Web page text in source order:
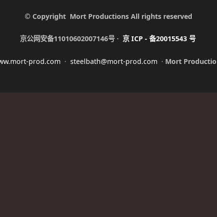
© Copyright Mort Productions All rights reserved
京公网安备11010602007146号 · 京ICP - 备20015543 号
prod.com · steelbath@mort-prod.com · Mort